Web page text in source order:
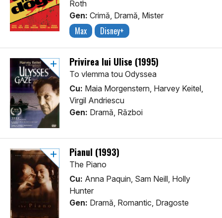
Roth
Gen: Crimă, Dramă, Mister
Max Disney+
Privirea lui Ulise (1995)
To vlemma tou Odyssea
Cu: Maia Morgenstern, Harvey Keitel,
Virgil Andriescu
Gen: Dramă, Război
Pianul (1993)
The Piano
Cu: Anna Paquin, Sam Neill, Holly
Hunter
Gen: Dramă, Romantic, Dragoste